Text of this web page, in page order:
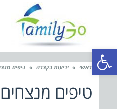
פתח סרגל נגישות
ראשי » ידיעות בקצרה » טיפים
טיפים